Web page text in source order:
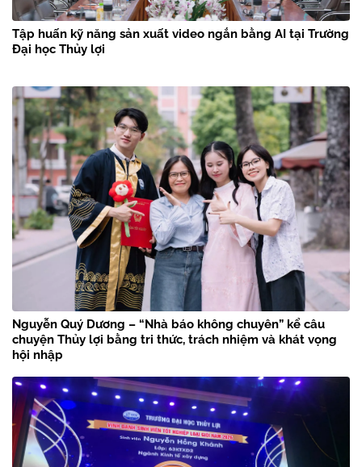
Tập huấn kỹ năng sản xuất video ngắn bằng AI tại Trường
Đại học Thủy lợi
Nguyễn Quý Dương – “Nhà báo không chuyên” kể câu
chuyện Thủy lợi bằng tri thức, trách nhiệm và khát vọng
hội nhập